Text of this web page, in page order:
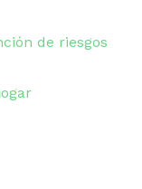
de riesgos